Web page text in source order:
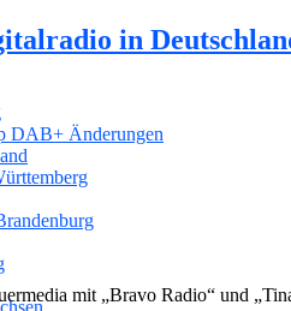
DAB+ Änderungen
mit „Bravo Radio“ und